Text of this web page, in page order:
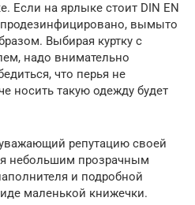
Если на ярлыке стоит DIN EN
продезинфицировано, вымыто
Выбирая куртку с
надо внимательно
что перья не
носить такую одежду будет
репутацию своей
небольшим прозрачным
и подробной
маленькой книжечки.